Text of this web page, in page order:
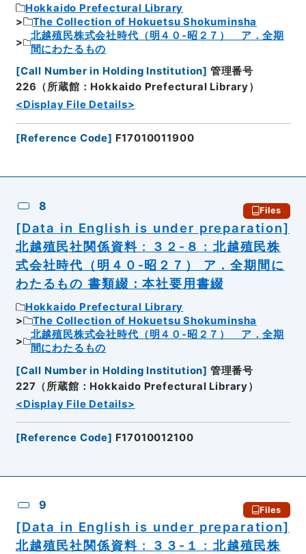
Hokkaido Prefectural Library
The Collection of Hokuetsu Shokuminsha
北越殖民株式会社時代（明４０‐昭２７） ア．全期
間にわたるもの
[Call Number in Holding Institution] 管理番号
226（所蔵館：Hokkaido Prefectural Library）
<Display File Details>
[Reference Code] F17010011900
8 Files
[Data in English is under preparation]
北越殖民社関係資料 : ３２‐８ : 北越殖民株
式会社時代（明４０‐昭２７） ア．全期間に
わたるもの 書類綴：本社要用書綴
Hokkaido Prefectural Library
The Collection of Hokuetsu Shokuminsha
北越殖民株式会社時代（明４０‐昭２７） ア．全期
間にわたるもの
[Call Number in Holding Institution] 管理番号
227（所蔵館：Hokkaido Prefectural Library）
<Display File Details>
[Reference Code] F17010012100
9 Files
[Data in English is under preparation]
北越殖民社関係資料 : ３３‐１ : 北越殖民株